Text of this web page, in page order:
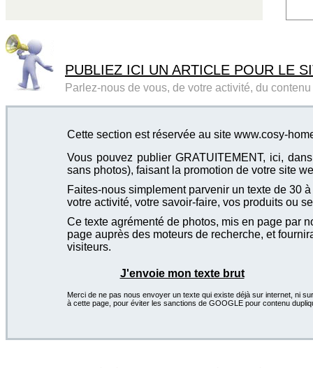
PUBLIEZ ICI UN ARTICLE POUR LE
Parlez-nous de vous, de votre activité, du
Cette section est réservée au site www.cosy-
Vous pouvez publier GRATUITEMENT, ici,
sans photos), faisant la promotion de votre site
Faites-nous simplement parvenir un texte de 30
votre activité, votre savoir-faire, vos produits ou
Ce texte agrémenté de photos, mis en page par
page auprès des moteurs de recherche, et
visiteurs.
J'envoie mon texte brut
Merci de ne pas nous envoyer un texte qui existe déjà sur internet, ni
à cette page, pour éviter les sanctions de GOOGLE pour contenu